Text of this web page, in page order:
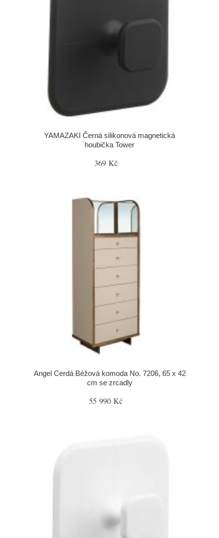
YAMAZAKI Černá silikonová magnetická
houbička Tower
369 Kč
Angel Cerdá Béžová komoda No. 7206, 65 x 42
cm se zrcadly
55 990 Kč